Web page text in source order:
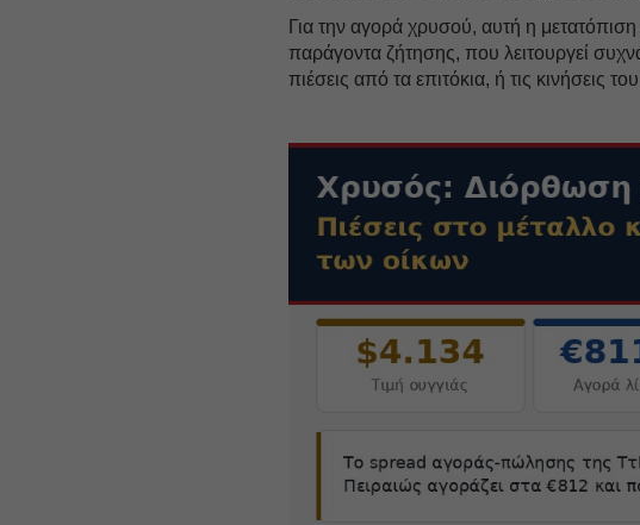
Για την αγορά χρυσού, αυτή η μετατόπιση
παράγοντα ζήτησης, που λειτουργεί
πιέσεις από τα επιτόκια, ή τις κινήσεις